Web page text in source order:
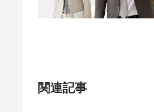
関連記事